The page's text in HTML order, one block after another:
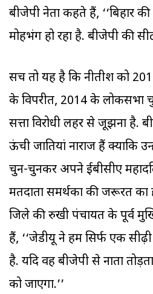
बीजेपी नेता कहते हैं, ‘‘बिहार
मोहभंग हो रहा है. बीजेपी की
सच तो यह है कि नीतीश को
के विपरीत, 2014 के लोकसभा
सत्ता विरोधी लहर से जूझना है.
ऊंची जातियां नाराज हैं क्योंकि
चुन-चुनकर अपने ईबीसीए
मतदाता समर्थकों की जरूरत का
जिले की रुखी पंचायत के पूर्व
हैं, ‘‘जेडीयू ने हमें सिर्फ एक
है. यदि वह बीजेपी से नाता
को जाएगा.’’